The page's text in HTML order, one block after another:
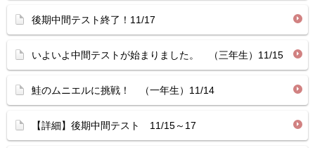
後期中間テスト終了！11/17
いよいよ中間テストが始まりました。 （三年生）11/15
鮭のムニエルに挑戦！ （一年生）11/14
【詳細】後期中間テスト 11/15～17